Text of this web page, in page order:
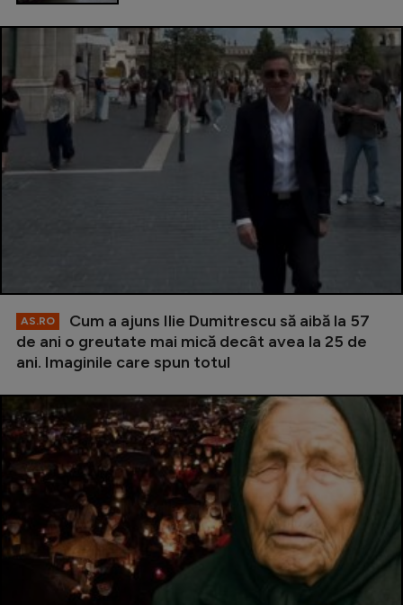
AS.RO
Cum a ajuns Ilie Dumitrescu să aibă la 57
de ani o greutate mai mică decât avea la 25 de
ani. Imaginile care spun totul